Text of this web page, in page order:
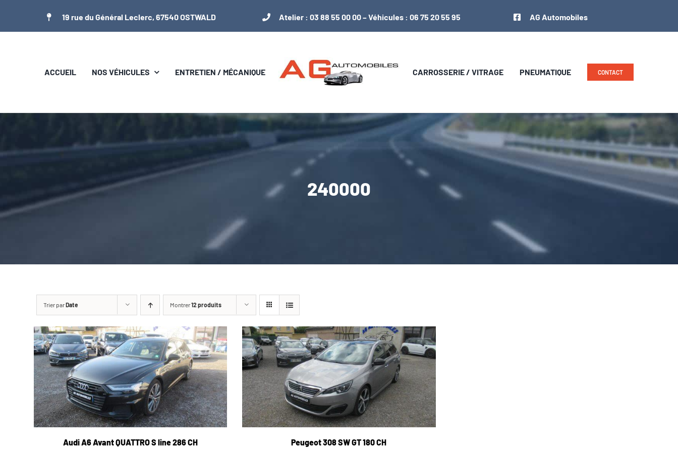
contenu
19 rue du Général Leclerc, 67540 OSTWALD Atelier : 03 88 55 00 00– Véhicules : 06 75 20 55 95 AG Automobiles
ACCUEIL NOS VÉHICULES ENTRETIEN / MÉCANIQUE CARROSSERIE / VITRAGE PNEUMATIQUE CONTACT
240000
Trier parDate Montrer12 produits
Audi A6 Avant QUATTRO S line 286 CH Peugeot 308 SW GT 180 CH